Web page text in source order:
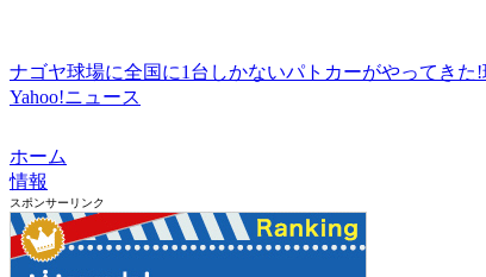
ナゴヤ球場に全国に1台しかないパトカーがやってき
Yahoo!ニュース
ホーム
情報
スポンサーリンク